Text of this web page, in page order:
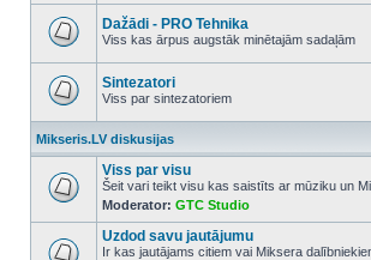
unread
posts
unread
posts
Dažādi - PRO Tehnika
Viss kas ārpus augstāk minētajām sadaļām
unread
posts
Sintezatori
Viss par sintezatoriem
Mikseris.LV diskusijas
No
unread
posts
Viss par visu
Šeit vari teikt visu kas saistīts ar mūziku un
Moderator: GTC Studio
Uzdod savu jautājumu
Ir kas jautājams citiem vai Miksera